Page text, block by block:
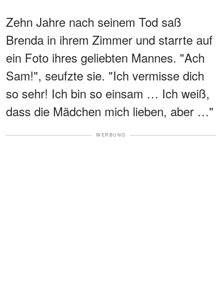
Zehn Jahre nach seinem Tod saß
Brenda in ihrem Zimmer und starrte auf
ein Foto ihres geliebten Mannes. "Ach
Sam!", seufzte sie. "Ich vermisse dich
so sehr! Ich bin so einsam … Ich weiß,
dass die Mädchen mich lieben, aber …"
WERBUNG